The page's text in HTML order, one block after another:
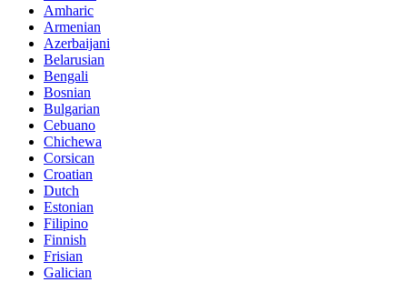
Amharic
Armenian
Azerbaijani
Belarusian
Bengali
Bosnian
Bulgarian
Cebuano
Chichewa
Corsican
Croatian
Dutch
Estonian
Filipino
Finnish
Frisian
Galician